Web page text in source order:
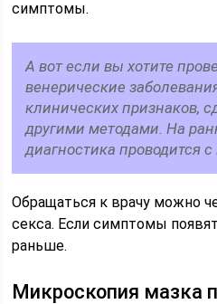
симптомы.
А вот если вы хотите
венерические
клинических признаков,
другими методами. На
диагностика проводится
Обращаться к врачу можно
секса. Если симптомы
раньше.
Микроскопия мазка